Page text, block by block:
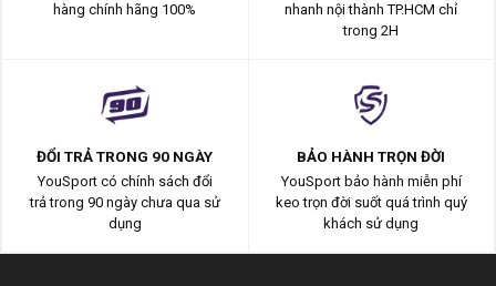
hàng chính hãng 100%
nhanh nội thành TP.HCM chỉ
trong 2H
ĐỔI TRẢ TRONG 90 NGÀY
YouSport có chính sách đổi
trả trong 90 ngày chưa qua sử
dụng
BẢO HÀNH TRỌN ĐỜI
YouSport bảo hành miễn phí
keo trọn đời suốt quá trình quý
khách sử dụng